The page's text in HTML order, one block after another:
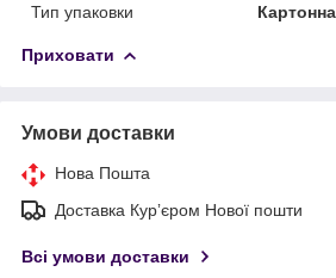
Тип упаковки
Приховати
Умови доставки
Нова Пошта
Доставка Курʼєром Нової пошти
Всі умови доставки